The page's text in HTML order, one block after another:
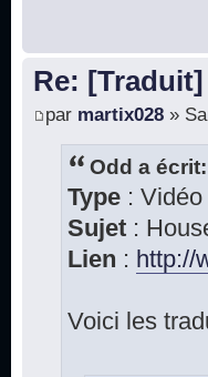
Re:
par martix028 »
Odd a écrit:
Type :
Sujet :
Lien : http://
Voici les